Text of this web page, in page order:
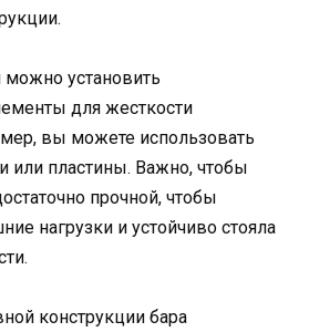
установить
для жесткости
вы можете использовать
или пластины. Важно, чтобы
прочной, чтобы
нагрузки и устойчиво стояла
конструкции бара